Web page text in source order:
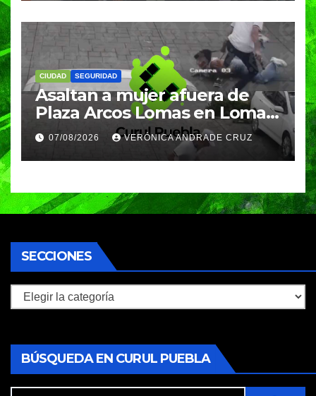
CIUDAD SEGURIDAD
Asaltan a mujer afuera de
Plaza Arcos Lomas en Lomas
de Angelópolis; delincuentes
huyeron en auto
07/08/2026 VERÓNICA ANDRADE CRUZ
SECCIONES
Secciones
BÚSQUEDA EN CURUL PUEBLA